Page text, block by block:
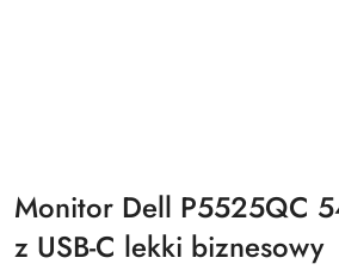
Monitor Dell P5525QC
z USB-C lekki biznesowy